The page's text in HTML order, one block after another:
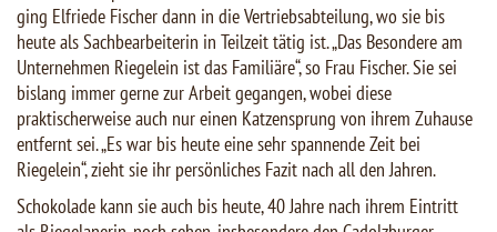
ging Elfriede Fischer dann in die Vertriebsabteilung, wo sie bis
heute als Sachbearbeiterin in Teilzeit tätig ist. „Das Besondere am
Unternehmen Riegelein ist das Familiäre“, so Frau Fischer. Sie sei
bislang immer gerne zur Arbeit gegangen, wobei diese
praktischerweise auch nur einen Katzensprung von ihrem Zuhause
entfernt sei. „Es war bis heute eine sehr spannende Zeit bei
Riegelein“, zieht sie ihr persönliches Fazit nach all den Jahren.
Schokolade kann sie auch bis heute, 40 Jahre nach ihrem Eintritt